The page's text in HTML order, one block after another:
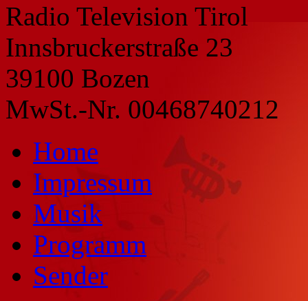
Radio Television Tirol
Innsbruckerstraße 23
39100 Bozen
MwSt.-Nr. 00468740212
Home
Impressum
Musik
Programm
Sender